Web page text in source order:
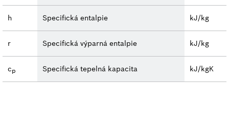
h Specifická entalpie kJ/kg
r Specifická výparná entalpie kJ/kg
cp Specifická tepelná kapacita kJ/kgK